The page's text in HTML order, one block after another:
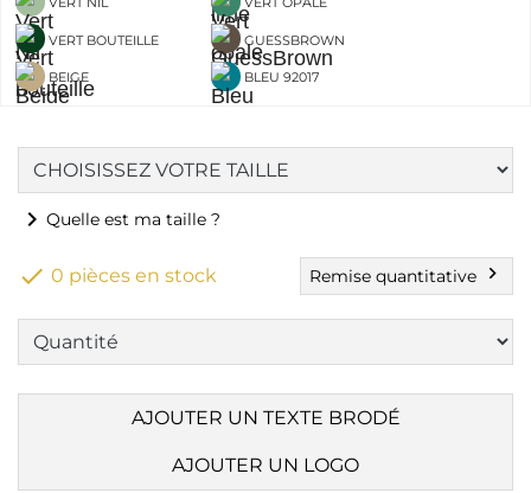
VERT BOUTEILLE GUESSBROWN
BEIGE BLEU 92017
chevron_right Quelle est ma taille ?
 0 pièces en stock Remise quantitative chevron_right
AJOUTER UN TEXTE BRODÉ
AJOUTER UN LOGO